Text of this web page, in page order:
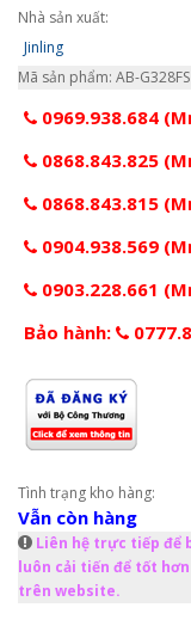
Nhà sản xuất:
Jinling
Mã sản phẩm: AB-G328FS
0969.938.684
0868.843.825
0868.843.815
0904.938.569
0903.228.661
Bảo hành:
Tình trạng kho hàng:
Vẫn còn hàng
Liên hệ trực tiếp để
luôn cải tiến để tốt
trên website.